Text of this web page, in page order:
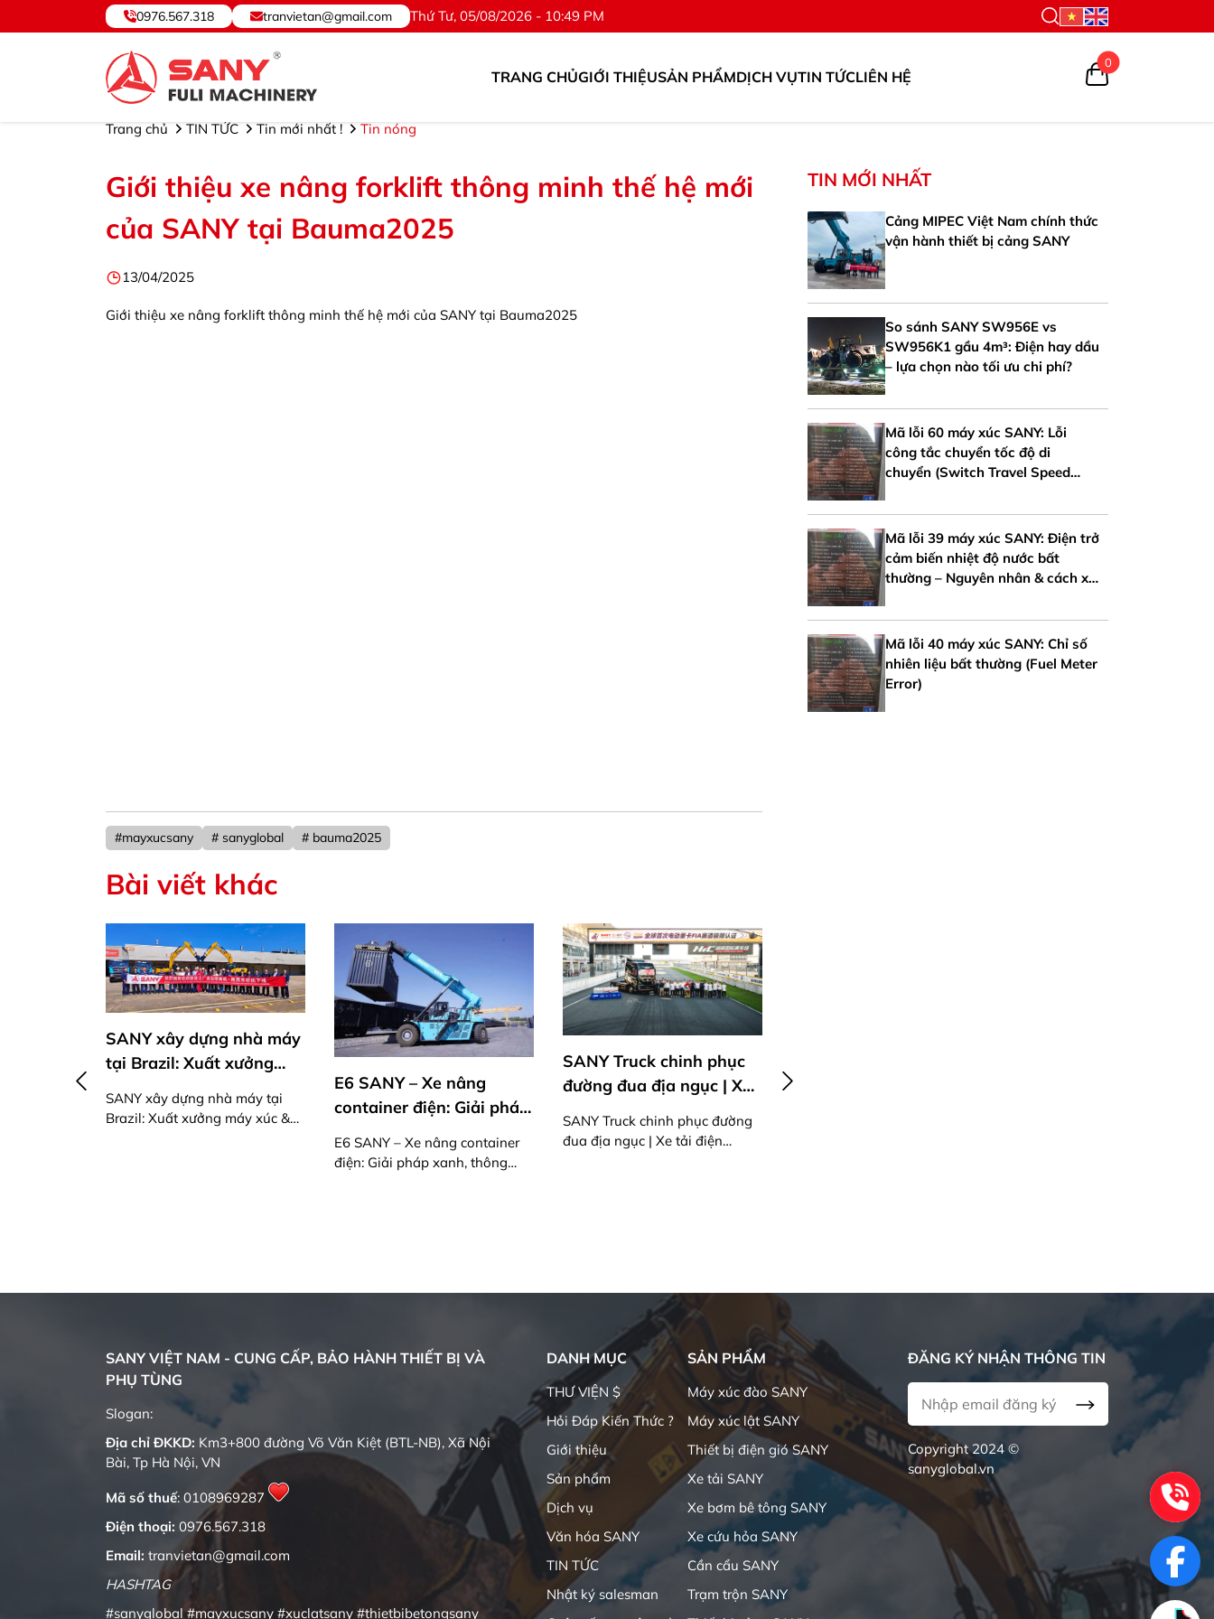
SANY VIỆT NAM ® - Cung cấp, Bảo hành Thiết bị và Phụ tùng. ©Hotline: 0976.567.318
0976.567.318 tranvietan@gmail.com Thứ Tư, 05/08/2026 - 10:49 PM
TRANG CHỦGIỚI THIỆUSẢN PHẨMDỊCH VỤTIN TỨCLIÊN HỆ
0
Trang chủ TIN TỨC Tin mới nhất ! Tin nóng
Giới thiệu xe nâng forklift thông minh thế hệ mới
của SANY tại Bauma2025
13/04/2025
Giới thiệu xe nâng forklift thông minh thế hệ mới của SANY tại Bauma2025
#mayxucsany # sanyglobal # bauma2025
Bài viết khác
SANY xây dựng nhà máy
tại Brazil: Xuất xưởng
máy xúc & xe thương mại
đầu tiên
SANY xây dựng nhà máy tại
Brazil: Xuất xưởng máy xúc &
E6 SANY – Xe nâng
container điện: Giải pháp
vận hành đường sắt hiện
E6 SANY – Xe nâng container
điện: Giải pháp xanh, thông
SANY Truck chinh phục
đường đua địa ngục | Xe
tải điện 870PS mạnh mẽ
SANY Truck chinh phục đường
đua địa ngục | Xe tải điện
SANY Việt Nam : 27/7 –
TIN MỚI NHẤT
Cảng MIPEC Việt Nam chính thức
vận hành thiết bị cảng SANY
So sánh SANY SW956E vs
SW956K1 gầu 4m³: Điện hay dầu
– lựa chọn nào tối ưu chi phí?
Mã lỗi 60 máy xúc SANY: Lỗi
công tắc chuyển tốc độ di
chuyển (Switch Travel Speed
Mã lỗi 39 máy xúc SANY: Điện trở
cảm biến nhiệt độ nước bất
thường – Nguyên nhân & cách xử
Mã lỗi 40 máy xúc SANY: Chỉ số
nhiên liệu bất thường (Fuel Meter
Error)
SANY VIỆT NAM - CUNG CẤP, BẢO HÀNH THIẾT BỊ VÀ
PHỤ TÙNG
Slogan: Quality changes the world
Địa chỉ ĐKKD: Km3+800 đường Võ Văn Kiệt (BTL-NB), Xã Nội
Bài, Tp Hà Nội, VN
Mã số thuế: 0108969287
Điện thoại: 0976.567.318
Email: tranvietan@gmail.com
HASHTAG
#sanyglobal #mayxucsany #xuclatsany #thietbibetongsany
DANH MỤC
THƯ VIỆN $
Hỏi Đáp Kiến Thức ?
Giới thiệu
Sản phẩm
Dịch vụ
Văn hóa SANY
TIN TỨC
Nhật ký salesman
SẢN PHẨM
Máy xúc đào SANY
Máy xúc lật SANY
Thiết bị điện gió SANY
Xe tải SANY
Xe bơm bê tông SANY
Xe cứu hỏa SANY
Cần cẩu SANY
Trạm trộn SANY
ĐĂNG KÝ NHẬN THÔNG TIN
Copyright 2024 ©
sanyglobal.vn